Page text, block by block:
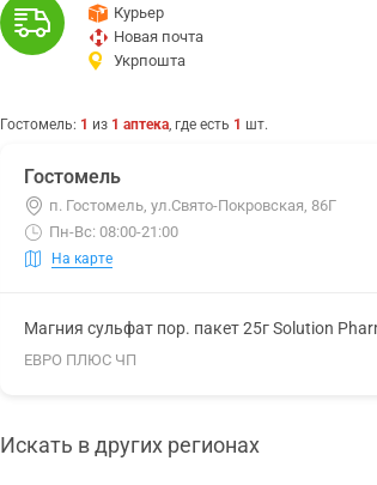
Курьер
Новая почта
Укрпошта
Гостомель: 1 из 1 аптека, где есть 1 шт.
Гостомель
п. Гостомель, ул.Свято-Покровская, 86Г
Пн-Вс: 08:00-21:00
На карте
Магния сульфат пор. пакет 25г Solution
ЕВРО ПЛЮС ЧП
Искать в других регионах